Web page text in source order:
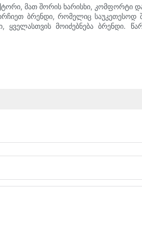
მათ შორის ხარისხი, კომფორტი
ბრენდი, რომელიც საუკეთესოდ
ყველასთვის მოიძებნება ბრენდი.